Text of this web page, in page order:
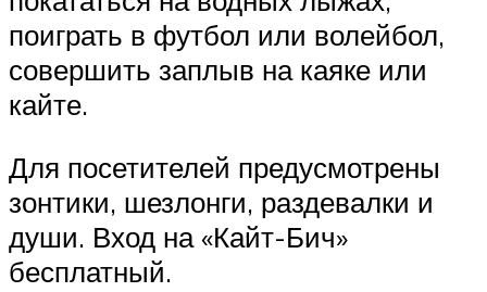
поиграть в футбол или волейбол,
совершить заплыв на каяке или
кайте.
Для посетителей предусмотрены
зонтики, шезлонги, раздевалки и
души. Вход на «Кайт-Бич»
бесплатный.